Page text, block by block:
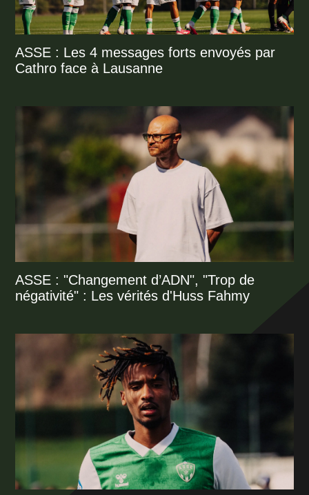
ASSE : Les 4 messages forts envoyés par
Cathro face à Lausanne
ASSE : "Changement d’ADN", "Trop de
négativité" : Les vérités d'Huss Fahmy